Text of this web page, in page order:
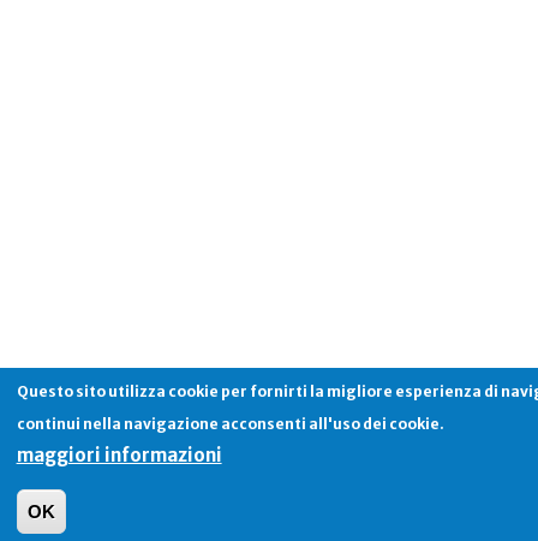
Questo sito utilizza cookie per fornirti la migliore esperienza di
continui nella navigazione acconsenti all'uso dei cookie.
maggiori informazioni
OK